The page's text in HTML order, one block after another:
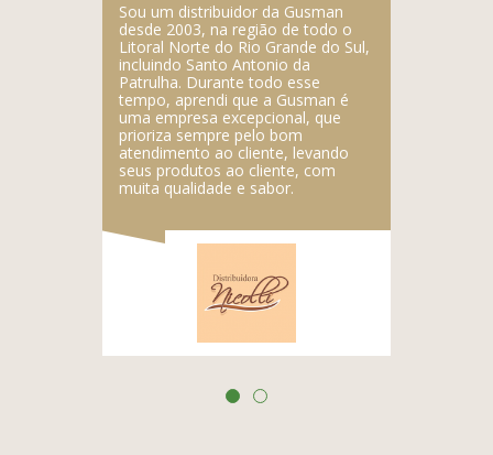
Sou um distribuidor da Gusman
desde 2003, na região de todo o
Litoral Norte do Rio Grande do Sul,
incluindo Santo Antonio da
Patrulha. Durante todo esse
tempo, aprendi que a Gusman é
uma empresa excepcional, que
prioriza sempre pelo bom
atendimento ao cliente, levando
seus produtos ao cliente, com
muita qualidade e sabor.